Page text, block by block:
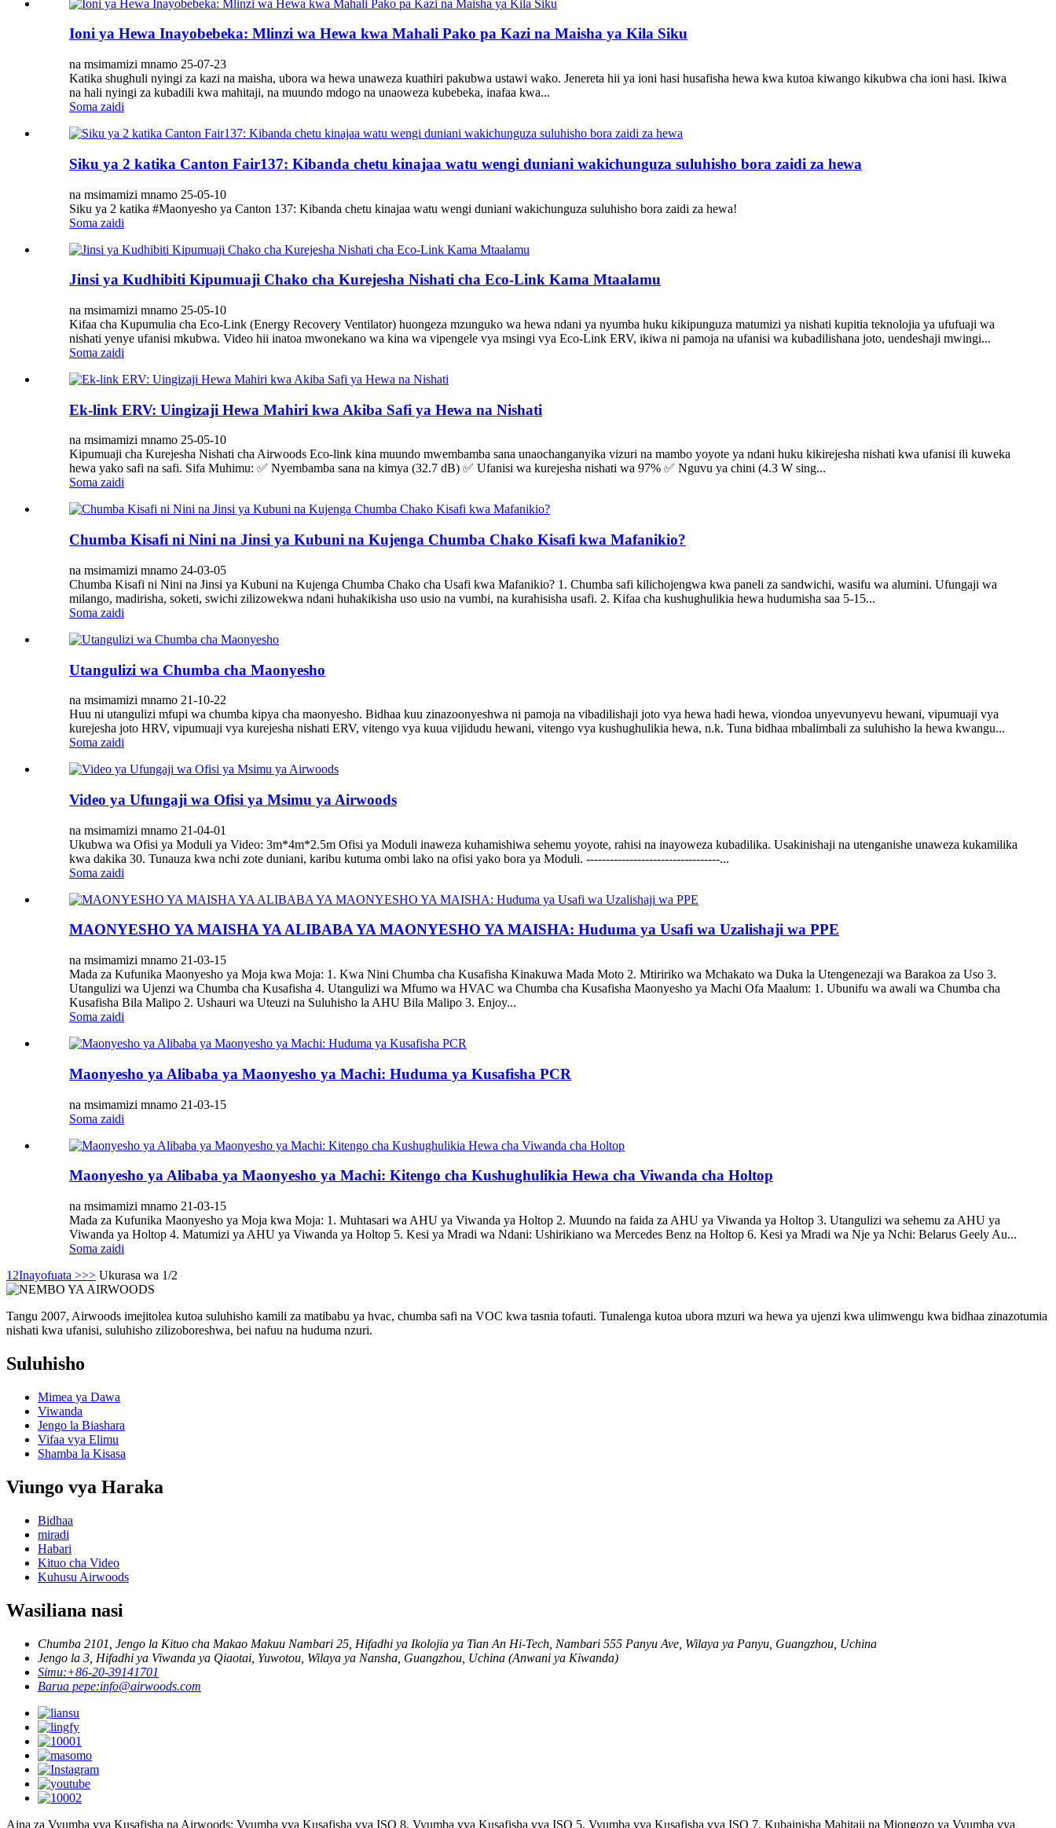
Ioni ya Hewa Inayobebeka: Mlinzi wa Hewa kwa Mahali Pako pa Kazi na Maisha ya Kila Siku
na msimamizi mnamo 25-07-23
Katika shughuli nyingi za kazi na maisha, ubora wa hewa unaweza kuathiri pakubwa ustawi wako. Jenereta hii ya ioni hasi husafisha hewa kwa kutoa kiwango kikubwa cha ioni hasi. Ikiwa
na hali nyingi za kubadili kwa mahitaji, na muundo mdogo na unaoweza kubebeka, inafaa kwa...
Soma zaidi
Siku ya 2 katika Canton Fair137: Kibanda chetu kinajaa watu wengi duniani wakichunguza suluhisho bora zaidi za hewa
na msimamizi mnamo 25-05-10
Siku ya 2 katika #Maonyesho ya Canton 137: Kibanda chetu kinajaa watu wengi duniani wakichunguza suluhisho bora zaidi za hewa!
Soma zaidi
Jinsi ya Kudhibiti Kipumuaji Chako cha Kurejesha Nishati cha Eco-Link Kama Mtaalamu
na msimamizi mnamo 25-05-10
Kifaa cha Kupumulia cha Eco-Link (Energy Recovery Ventilator) huongeza mzunguko wa hewa ndani ya nyumba huku kikipunguza matumizi ya nishati kupitia teknolojia ya ufufuaji wa
nishati yenye ufanisi mkubwa. Video hii inatoa mwonekano wa kina wa vipengele vya msingi vya Eco-Link ERV, ikiwa ni pamoja na ufanisi wa kubadilishana joto, uendeshaji mwingi...
Soma zaidi
Ek-link ERV: Uingizaji Hewa Mahiri kwa Akiba Safi ya Hewa na Nishati
na msimamizi mnamo 25-05-10
Kipumuaji cha Kurejesha Nishati cha Airwoods Eco-link kina muundo mwembamba sana unaochanganyika vizuri na mambo yoyote ya ndani huku kikirejesha nishati kwa ufanisi ili kuweka
hewa yako safi na safi. Sifa Muhimu: ✅ Nyembamba sana na kimya (32.7 dB) ✅ Ufanisi wa kurejesha nishati wa 97% ✅ Nguvu ya chini (4.3 W sing...
Soma zaidi
Chumba Kisafi ni Nini na Jinsi ya Kubuni na Kujenga Chumba Chako Kisafi kwa Mafanikio?
na msimamizi mnamo 24-03-05
Chumba Kisafi ni Nini na Jinsi ya Kubuni na Kujenga Chumba Chako cha Usafi kwa Mafanikio? 1. Chumba safi kilichojengwa kwa paneli za sandwichi, wasifu wa alumini. Ufungaji wa
milango, madirisha, soketi, swichi zilizowekwa ndani huhakikisha uso usio na vumbi, na kurahisisha usafi. 2. Kifaa cha kushughulikia hewa hudumisha saa 5-15...
Soma zaidi
Utangulizi wa Chumba cha Maonyesho
na msimamizi mnamo 21-10-22
Huu ni utangulizi mfupi wa chumba kipya cha maonyesho. Bidhaa kuu zinazoonyeshwa ni pamoja na vibadilishaji joto vya hewa hadi hewa, viondoa unyevunyevu hewani, vipumuaji vya
kurejesha joto HRV, vipumuaji vya kurejesha nishati ERV, vitengo vya kuua vijidudu hewani, vitengo vya kushughulikia hewa, n.k. Tuna bidhaa mbalimbali za suluhisho la hewa kwangu...
Soma zaidi
Video ya Ufungaji wa Ofisi ya Msimu ya Airwoods
na msimamizi mnamo 21-04-01
Ukubwa wa Ofisi ya Moduli ya Video: 3m*4m*2.5m Ofisi ya Moduli inaweza kuhamishiwa sehemu yoyote, rahisi na inayoweza kubadilika. Usakinishaji na utenganishe unaweza kukamilika
kwa dakika 30. Tunauza kwa nchi zote duniani, karibu kutuma ombi lako na ofisi yako bora ya Moduli. ----------------------------------...
Soma zaidi
MAONYESHO YA MAISHA YA ALIBABA YA MAONYESHO YA MAISHA: Huduma ya Usafi wa Uzalishaji wa PPE
na msimamizi mnamo 21-03-15
Mada za Kufunika Maonyesho ya Moja kwa Moja: 1. Kwa Nini Chumba cha Kusafisha Kinakuwa Mada Moto 2. Mtiririko wa Mchakato wa Duka la Utengenezaji wa Barakoa za Uso 3.
Utangulizi wa Ujenzi wa Chumba cha Kusafisha 4. Utangulizi wa Mfumo wa HVAC wa Chumba cha Kusafisha Maonyesho ya Machi Ofa Maalum: 1. Ubunifu wa awali wa Chumba cha
Kusafisha Bila Malipo 2. Ushauri wa Uteuzi na Suluhisho la AHU Bila Malipo 3. Enjoy...
Soma zaidi
Maonyesho ya Alibaba ya Maonyesho ya Machi: Huduma ya Kusafisha PCR
na msimamizi mnamo 21-03-15
Soma zaidi
Maonyesho ya Alibaba ya Maonyesho ya Machi: Kitengo cha Kushughulikia Hewa cha Viwanda cha Holtop
na msimamizi mnamo 21-03-15
Mada za Kufunika Maonyesho ya Moja kwa Moja: 1. Muhtasari wa AHU ya Viwanda ya Holtop 2. Muundo na faida za AHU ya Viwanda ya Holtop 3. Utangulizi wa sehemu za AHU ya
Viwanda ya Holtop 4. Matumizi ya AHU ya Viwanda ya Holtop 5. Kesi ya Mradi wa Ndani: Ushirikiano wa Mercedes Benz na Holtop 6. Kesi ya Mradi wa Nje ya Nchi: Belarus Geely Au...
Soma zaidi
1 2Inayofuata >>> Ukurasa wa 1/2
Tangu 2007, Airwoods imejitolea kutoa suluhisho kamili za matibabu ya hvac, chumba safi na VOC kwa tasnia tofauti. Tunalenga kutoa ubora mzuri wa hewa ya ujenzi kwa ulimwengu kwa bidhaa zinazotumia
nishati kwa ufanisi, suluhisho zilizoboreshwa, bei nafuu na huduma nzuri.
Suluhisho
Mimea ya Dawa
Viwanda
Jengo la Biashara
Vifaa vya Elimu
Shamba la Kisasa
Viungo vya Haraka
Bidhaa
miradi
Habari
Kituo cha Video
Kuhusu Airwoods
Wasiliana nasi
Chumba 2101, Jengo la Kituo cha Makao Makuu Nambari 25, Hifadhi ya Ikolojia ya Tian An Hi-Tech, Nambari 555 Panyu Ave, Wilaya ya Panyu, Guangzhou, Uchina
Jengo la 3, Hifadhi ya Viwanda ya Qiaotai, Yuwotou, Wilaya ya Nansha, Guangzhou, Uchina (Anwani ya Kiwanda)
Simu:+86-20-39141701
Barua pepe:info@airwoods.com
Aina za Vyumba vya Kusafisha na Airwoods: Vyumba vya Kusafisha vya ISO 8, Vyumba vya Kusafisha vya ISO 5, Vyumba vya Kusafisha vya ISO 7, Kubainisha Mahitaji na Miongozo ya Vyumba vya